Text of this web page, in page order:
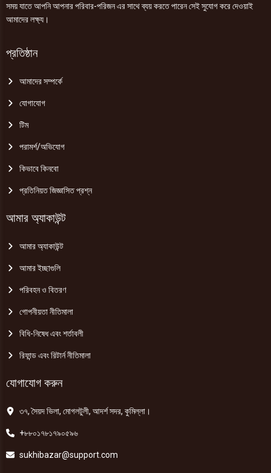
সময় যাতে আপনি আপনার পরিবার-পরিজন এর সাথে ব্যয় করতে পারেন সেই সুযোগ করে দেওয়াই
আমাদের লক্ষ্য।
প্রতিষ্ঠান
আমাদের সম্পর্কে
যোগাযোগ
টিম
পরামর্শ/অভিযোগ
কিভাবে কিনবো
প্রতিনিয়ত জিজ্ঞাসিত প্রশ্ন
আমার অ্যাকাউন্ট
আমার অ্যাকাউন্ট
আমার ইচ্ছাগুলি
পরিবহন ও বিতরণ
গোপনীয়তা নীতিমালা
বিধি-নিষেধ এবং শর্তাবলী
রিফান্ড এবং রিটার্ন নীতিমালা
যোগাযোগ করুন
৩৭, সৈয়দ ভিলা, মোগলটুলী, আদর্শ সদর, কুমিল্লা।
+৮৮০১৭৮১৭৯০৫৯৬
sukhibazar@support.com